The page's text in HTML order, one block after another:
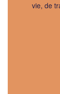
vie, de